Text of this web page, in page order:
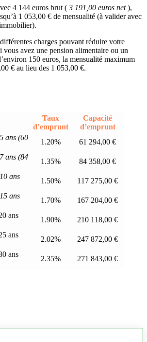
4 144 euros brut ( 3 191,00 euros net),
1 053,00 € de mensualité (à valider avec
charges pouvant réduire votre
vous avez une pension alimentaire ou un
150 euros, la mensualité maximum
€ au lieu des 1 053,00 €.
Taux
d’emprunt
Capacité
d’emprunt
ans (60
1.20%
61 294,00 €
ans (84
1.35%
84 358,00 €
ans
1.50%
117 275,00 €
ans
1.70%
167 204,00 €
ans
1.90%
210 118,00 €
ans
2.02%
247 872,00 €
ans
2.35% 271 843,00 €